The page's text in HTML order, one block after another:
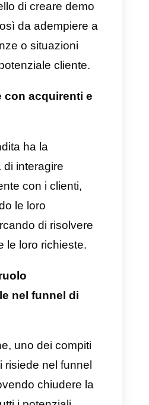
i clienti in modo che
acquistare
i tuoi servizi e
è necessario
il prezzo, i termini e le
della vendita.
ricopre ogni
sono le loro
la precedente
potresti ancora non
perfettamente le
e i compiti di
che sia di